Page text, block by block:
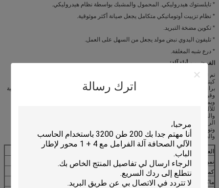
اترك رسالة
* تايلستوك هيدروليكي. المحمول والمشبك بواسطة نظام هيدروليكي.
* نظام تزييت أوتوماتيكي متكامل يجعل صيانة أكثر موثوقية.
* تكوين مضخة التبريد.
* تليفون اليدوي نبض مولد يجعل من السهل على العمل.
* درع شبه المغلقة.
الغرض من أداة آلة:
كيتشينواريس، ومصابيح، تجهيزات السيارات، التهوية والتركيبات الفنية. له العديد من
براءات الاختراع الصادرة عن مكتب الدولة للملكية الفكرية. هذا الجهاز هو العملية والمهنية
وقوية. لديها كفاءة الإنتاج عالية، ويمكن إكمال قرن، دلو، نوع مخروط، منتجات مكافئ.
ويمكن أيضا أن عملية الترابط، وتقليم، التشفيه والمتداول في أداة نفس الجهاز. ويمكن
للآلة تدور العديد من المواد مثل الكربون الصلب والفولاذ المقاوم للصدأ، والألمنيوم
والنحاس وما إلى ذلك قد حل المشاكل التقليدية مثل نقص العمال المهرة. مع التحكم
الرقمي المتقدمة، فمن السهل أن تعمل. الآلة يمكن تحسين كفاءة الإنتاج، وبالقطع دقة
وتوفير تكاليف الموارد البشرية. هو تجهيز آلة مثالية للضوء، والسيارات، ميكانيكي
والصناعات التحويلية الأخرى.
العناصر
نموذج
SP600
كمية بكرات
تزامن 2+
ماكس. قطر فارغة
Φ600 ملم